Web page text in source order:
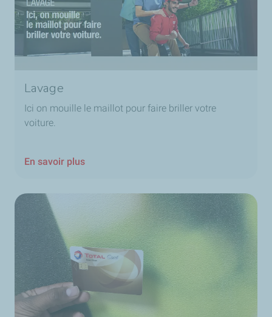
Lavage
Ici on mouille le maillot pour faire briller votre
voiture.
En savoir plus